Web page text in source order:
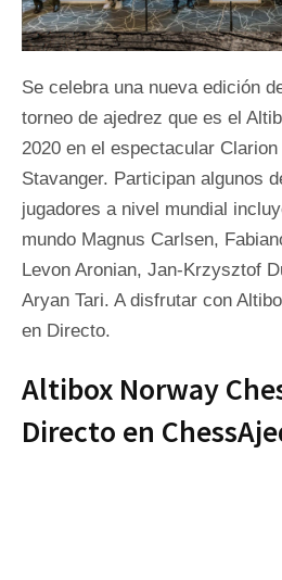
Se celebra una nueva edición
torneo de ajedrez que es el
2020 en el espectacular
Stavanger. Participan algunos
jugadores a nivel mundial
mundo Magnus Carlsen,
Levon Aronian, Jan-Krzysztof
Aryan Tari. A disfrutar con
en Directo.
Altibox Norway
Directo en